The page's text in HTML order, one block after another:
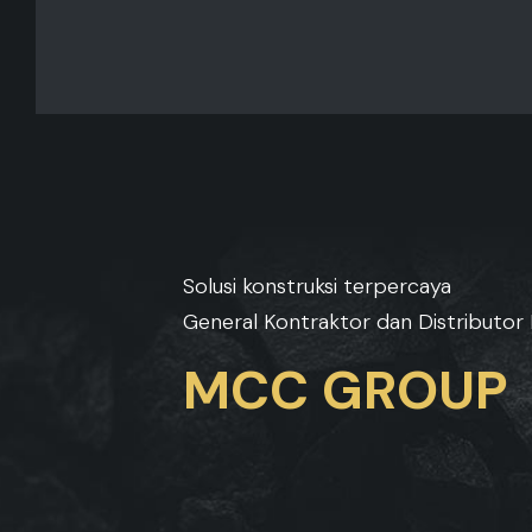
Solusi konstruksi terpercaya
General Kontraktor dan Distributor
MCC GROUP